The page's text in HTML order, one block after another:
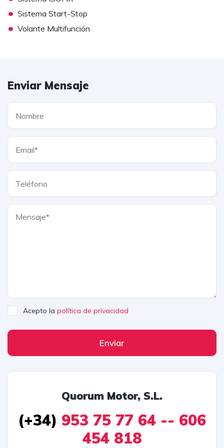
• Sistema Start-Stop
• Volante Multifunción
Enviar Mensaje
Acepto la política de privacidad
Enviar
Quorum Motor, S.L.
(+34) 953 75 77 64 -- 606
454 818